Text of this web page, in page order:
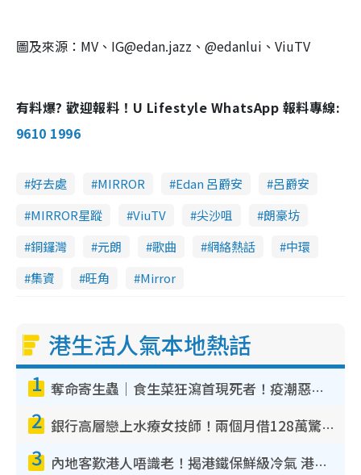
圖及來源：MV、IG@edan.jazz、@edanlui、ViuTV
有料爆? 歡迎報料！U Lifestyle WhatsApp 報料專線:
9610 1996
好去處 MIRROR Edan 呂爵安
呂爵安
MIRROR星蹤
ViuTV 尖沙咀
朗豪坊
銅鑼灣
元朗 歌曲 網絡熱話
中環
集資
旺角 Mirror
港生活人氣本地熱話
1 奪命寄生蟲｜食生菜狂瀉首現死者！疫潮惡化錄1.8萬宗病例 揭洗菜3大謬誤
2 銀行高層戀上水療女技師！兩個月借128萬驚覺「沉船」沉落火海 揭背後疑似邪教操控賣淫
3 內地客歎港人唔識老！揭港鐵保鮮級冷氣 港人求放過：咪投訴